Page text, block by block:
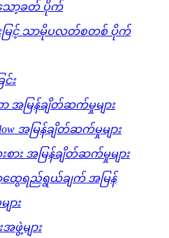
သော့ခတ် ပိုက်
းမြင့် သာမိုပလတ်စတစ် ပိုက်
း
အမြန်ချိတ်ဆက်မှုများ
အမြန်ချိတ်ဆက်မှုများ
စား အမြန်ချိတ်ဆက်မှုများ
ထွေရည်ရွယ်ချက် အမြန်
ား
ဖွဲ့များ